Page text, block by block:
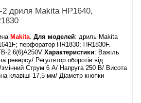
2 дриля Makita HP1640,
Makita.Для моделей: дриль Makita
перфоратор HR1830; HR1830F.
2 6(6)A250VХарактеристики: Важіль
реверсу/ Регулятор оборотів від
змінний Струм 6 А/ Напруга 250 В/ Висота
клавіші 17,5 мм/ Діаметр кнопки